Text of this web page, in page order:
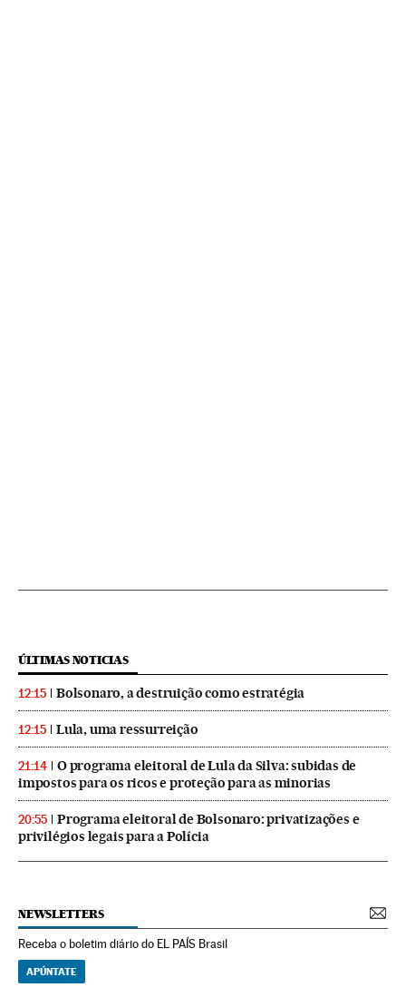
ÚLTIMAS NOTICIAS
12:15 Bolsonaro, a destruição como estratégia
12:15 Lula, uma ressurreição
21:14
O programa eleitoral de Lula da Silva: subidas de
impostos para os ricos e proteção para as minorias
20:55
Programa eleitoral de Bolsonaro: privatizações e
privilégios legais para a Polícia
NEWSLETTERS
Receba o boletim diário do EL PAÍS Brasil
APÚNTATE